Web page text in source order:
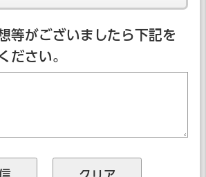
等がございましたら下記を
ださい。